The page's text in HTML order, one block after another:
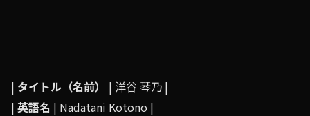
| タイトル（名前）
| 洋谷 琴乃 |
| 英語名 | Nadatani Kotono |